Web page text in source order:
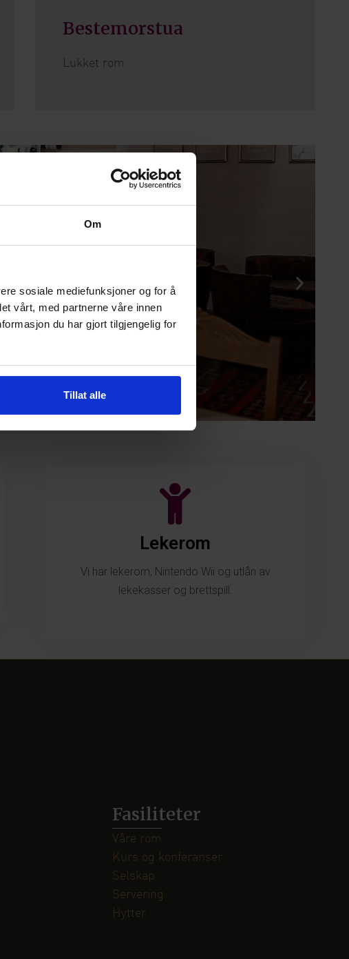
Om
sosiale mediefunksjoner og for å
vårt, med partnerne våre innen
du har gjort tilgjengelig for
Tillat alle
Bestemorstua
Lukket rom
Lekerom
Vi har lekerom, Nintendo Wii og utlån av
lekekasser og brettspill.
Fasiliteter
Våre rom
Kurs og konferanser
Selskap
Servering
Hytter